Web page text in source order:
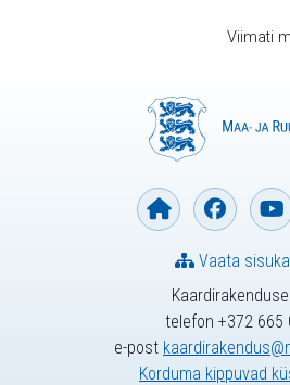
Viimati
telefon +372 665
e-post
Korduma kippuvad
Vaata